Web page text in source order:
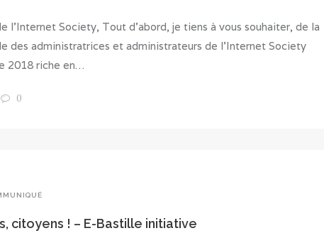
de l’Internet Society, Tout d’abord, je tiens à vous souhaiter, de la
des administratrices et administrateurs de l’Internet Society
2018 riche en…
0
citoyens ! – E-Bastille initiative